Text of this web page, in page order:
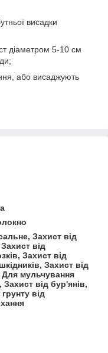
висадки
діаметром 5-10 см
або висаджують
Захист від
від
Захист від
Захист від
Для мульчування
Захист від бур'янів,
від